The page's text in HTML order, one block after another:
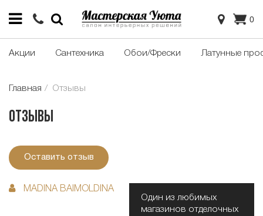
0
Акции Сантехника Обои/Фрески Латунные
Главная Отзывы
Отзывы
Оставить отзыв
MADINA BAIMOLDINA
Один из любимых
магазинов отделочных